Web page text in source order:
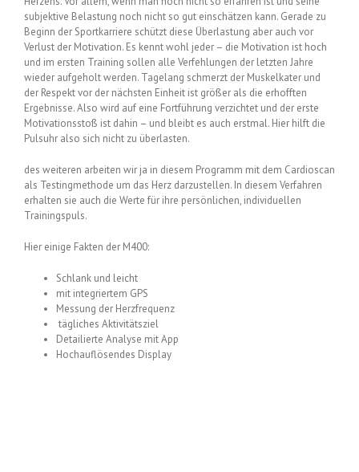
subjektive Belastung noch nicht so gut einschätzen kann. Gerade zu
Beginn der Sportkarriere schützt diese Überlastung aber auch vor
Verlust der Motivation. Es kennt wohl jeder – die Motivation ist hoch
und im ersten Training sollen alle Verfehlungen der letzten Jahre
wieder aufgeholt werden. Tagelang schmerzt der Muskelkater und
der Respekt vor der nächsten Einheit ist größer als die erhofften
Ergebnisse. Also wird auf eine Fortführung verzichtet und der erste
Motivationsstoß ist dahin – und bleibt es auch erstmal. Hier hilft die
Pulsuhr also sich nicht zu überlasten.
des weiteren arbeiten wir ja in diesem Programm mit dem Cardioscan
als Testingmethode um das Herz darzustellen. In diesem Verfahren
erhalten sie auch die Werte für ihre persönlichen, individuellen
Trainingspuls.
Hier einige Fakten der M400:
Schlank und leicht
mit integriertem GPS
Messung der Herzfrequenz
tägliches Aktivitätsziel
Detailierte Analyse mit App
Hochauflösendes Display